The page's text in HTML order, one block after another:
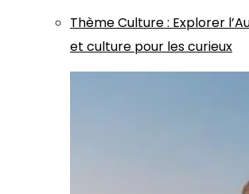
ThèmeCulture: Explorer
et culture pour les curieux